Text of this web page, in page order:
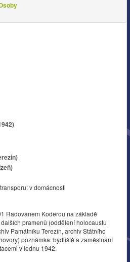
v domácnosti
Radovanem Koderou na základě
pramenů (oddělení holocaustu
Památníku Terezín, archiv Státního
poznámka: bydliště a zaměstnání
v lednu 1942.